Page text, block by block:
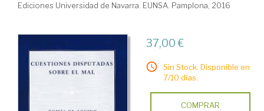
Ediciones Universidad de Navarra. EUNSA. Pamplona, 2016
37,00 €
Sin Stock. Disponible en
7/10 días.
COMPRAR